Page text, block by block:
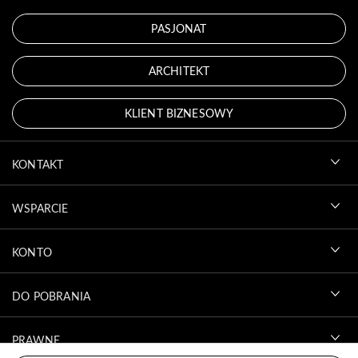
PASJONAT
ARCHITEKT
KLIENT BIZNESOWY
KONTAKT
WSPARCIE
KONTO
DO POBRANIA
PRAWNE